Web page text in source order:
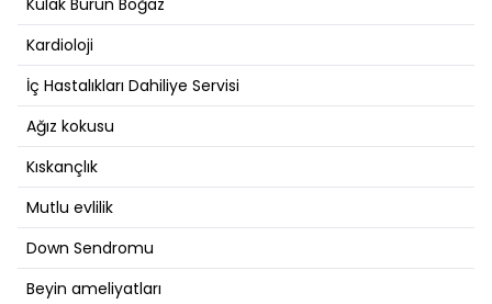
Kulak Burun Boğaz
Kardioloji
İç Hastalıkları Dahiliye Servisi
Ağız kokusu
Kıskançlık
Mutlu evlilik
Down Sendromu
Beyin ameliyatları